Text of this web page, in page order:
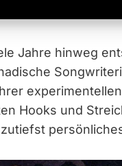
Jahre hinweg
Hooks und